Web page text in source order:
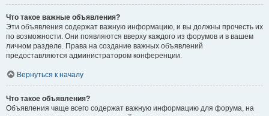
Что такое важные объявления?
Эти объявления содержат важную информацию, и вы должны прочесть их
по возможности. Они появляются вверху каждого из форумов и в вашем
личном разделе. Права на создание важных объявлений
предоставляются администратором конференции.
Вернуться к началу
Что такое объявления?
Объявления чаще всего содержат важную информацию для форума, на